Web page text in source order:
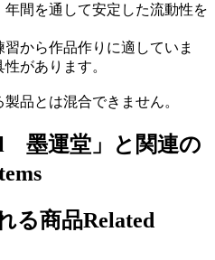
間を通して安定した流動性を
から作品作りに適していま
があります。
品とは混合できません。
墨運堂」と関連の
る商品Related